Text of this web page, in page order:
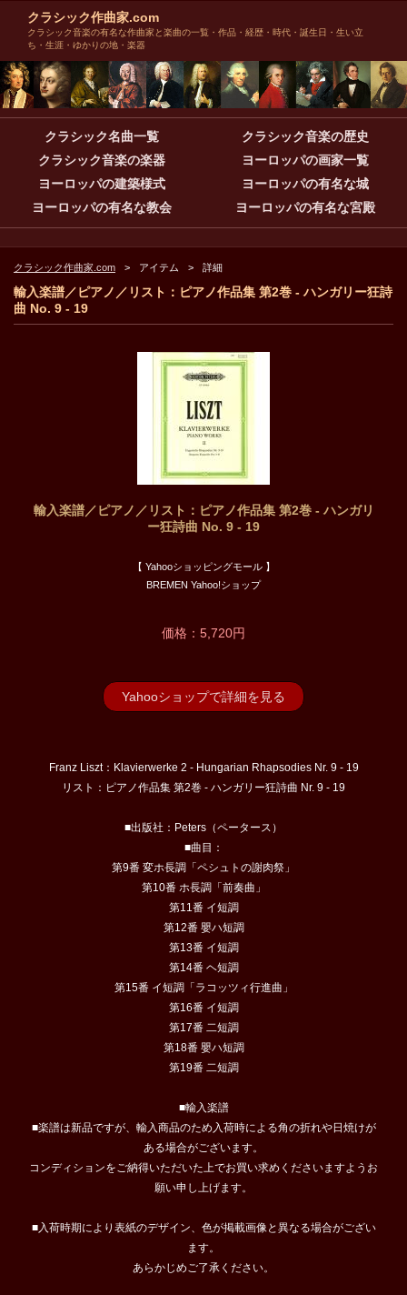
クラシック作曲家.com
クラシック音楽の有名な作曲家と楽曲の一覧・作品・経歴・時代・誕生日・生い立
ち・生涯・ゆかりの地・楽器
クラシック名曲一覧
クラシック音楽の歴史
クラシック音楽の楽器
ヨーロッパの画家一覧
ヨーロッパの建築様式
ヨーロッパの有名な城
ヨーロッパの有名な教会
ヨーロッパの有名な宮殿
クラシック作曲家.com アイテム 詳細
輸入楽譜／ピアノ／リスト：ピアノ作品集 第2巻 - ハンガリー狂詩
曲 No. 9 - 19
輸入楽譜／ピアノ／リスト：ピアノ作品集 第2巻 - ハンガリ
ー狂詩曲 No. 9 - 19
【 Yahooショッピングモール 】
BREMEN Yahoo!ショップ
価格：5,720円
Yahooショップで詳細を見る
Franz Liszt：Klavierwerke 2 - Hungarian Rhapsodies Nr. 9 - 19
リスト：ピアノ作品集 第2巻 - ハンガリー狂詩曲 Nr. 9 - 19
■出版社：Peters（ペータース）
■曲目：
第9番 変ホ長調「ペシュトの謝肉祭」
第10番 ホ長調「前奏曲」
第11番 イ短調
第12番 嬰ハ短調
第13番 イ短調
第14番 ヘ短調
第15番 イ短調「ラコッツィ行進曲」
第16番 イ短調
第17番 二短調
第18番 嬰ハ短調
第19番 二短調
■輸入楽譜
■楽譜は新品ですが、輸入商品のため入荷時による角の折れや日焼けが
ある場合がございます。
コンディションをご納得いただいた上でお買い求めくださいますようお
願い申し上げます。
■入荷時期により表紙のデザイン、色が掲載画像と異なる場合がござい
ます。
あらかじめご了承ください。